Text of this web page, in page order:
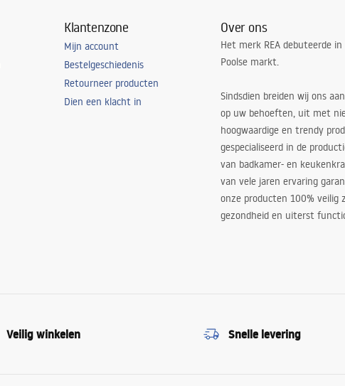
Klantenzone
Mijn account
Bestelgeschiedenis
Retourneer producten
Dien een klacht in
Over ons
Het merk REA debuteerde
Poolse markt.
Sindsdien breiden wij ons
op uw behoeften, uit met
hoogwaardige en trendy
gespecialiseerd in de
van badkamer- en
van vele jaren ervaring
onze producten 100% veilig
gezondheid en uiterst
Veilig winkelen Snelle levering